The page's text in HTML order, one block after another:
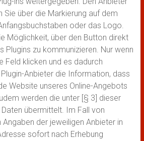
Sie über die Markierung auf dem
oder das Logo.
Möglichkeit, über den Button direkt
Plugins zu kommunizieren. Nur wenn
Feld klicken und es dadurch
Anbieter die Information, dass
Website unseres Online-Angebots
werden die unter [§ 3] dieser
Daten übermittelt. Im Fall von
der jeweiligen Anbieter in
sofort nach Erhebung